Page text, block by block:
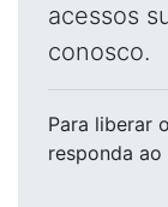
acessos
conosco.
Para liberar
responda